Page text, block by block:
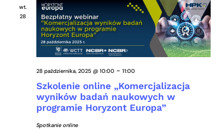
wt.
28
Szkolenie online „Komercjalizacja
wyników badań naukowych w
programie Horyzont Europa”
28 października, 2025 @ 10:00 - 11:00
Spotkanie online